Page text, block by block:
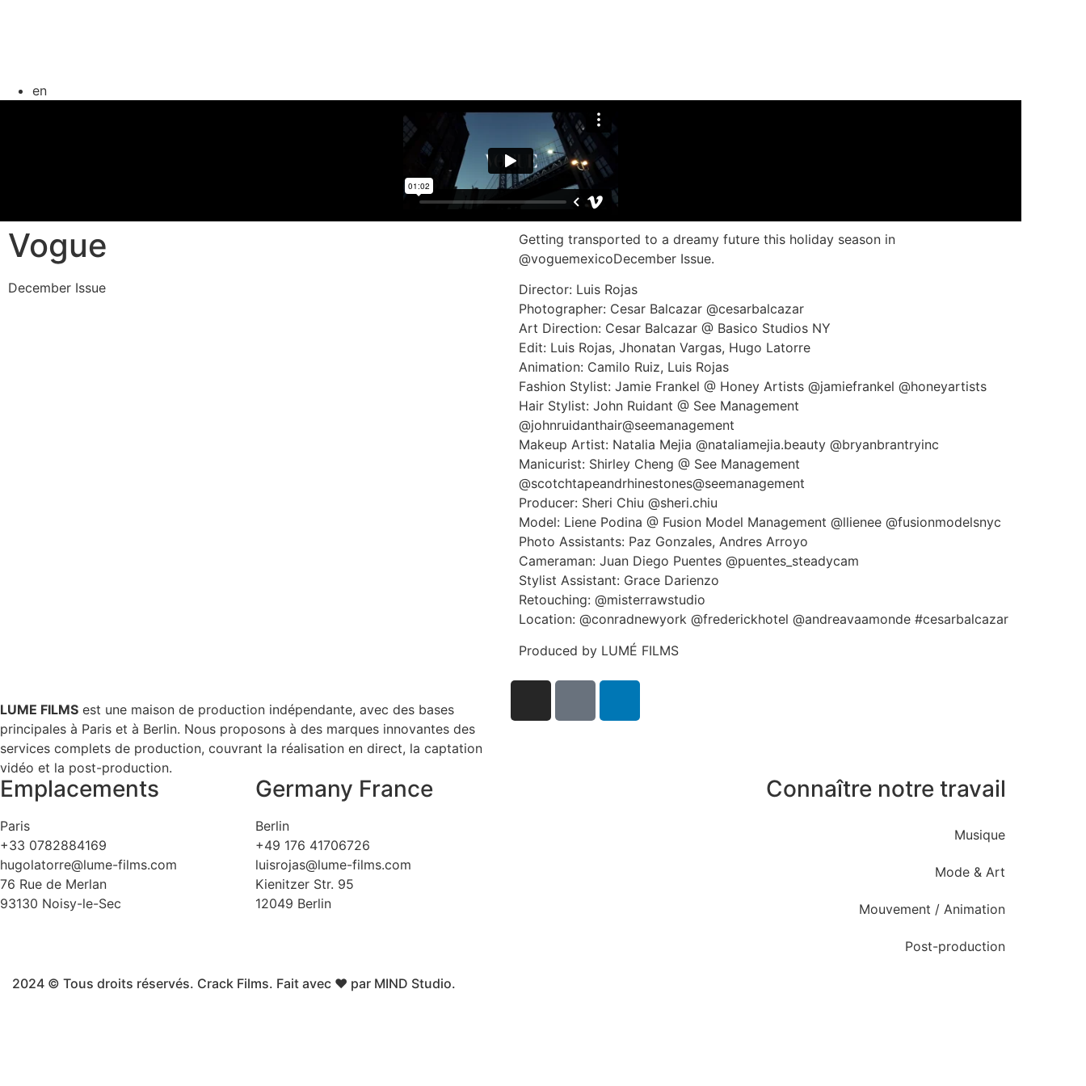
en
Vogue
December Issue
Getting transported to a dreamy future this holiday season in
@voguemexicoDecember Issue.
Director: Luis Rojas
Photographer: Cesar Balcazar @cesarbalcazar
Art Direction: Cesar Balcazar @ Basico Studios NY
Edit: Luis Rojas, Jhonatan Vargas, Hugo Latorre
Animation: Camilo Ruiz, Luis Rojas
Fashion Stylist: Jamie Frankel @ Honey Artists @jamiefrankel @honeyartists
Hair Stylist: John Ruidant @ See Management
@johnruidanthair@seemanagement
Makeup Artist: Natalia Mejia @nataliamejia.beauty @bryanbrantryinc
Manicurist: Shirley Cheng @ See Management
@scotchtapeandrhinestones@seemanagement
Producer: Sheri Chiu @sheri.chiu
Model: Liene Podina @ Fusion Model Management @llienee @fusionmodelsnyc
Photo Assistants: Paz Gonzales, Andres Arroyo
Cameraman: Juan Diego Puentes @puentes_steadycam
Stylist Assistant: Grace Darienzo
Retouching: @misterrawstudio
Location: @conradnewyork @frederickhotel @andreavaamonde #cesarbalcazar
Produced by LUMÉ FILMS
LUME FILMS est une maison de production indépendante, avec des bases
principales à Paris et à Berlin. Nous proposons à des marques innovantes des
services complets de production, couvrant la réalisation en direct, la captation
vidéo et la post-production.
Emplacements
Paris
+33 0782884169
hugolatorre@lume-films.com
76 Rue de Merlan
93130 Noisy-le-Sec
Germany France
Berlin
+49 176 41706726
luisrojas@lume-films.com
Kienitzer Str. 95
12049 Berlin
Connaître notre travail
Musique
Mode & Art
Mouvement / Animation
Post-production
2024 © Tous droits réservés. Crack Films. Fait avec ❤ par MIND Studio.